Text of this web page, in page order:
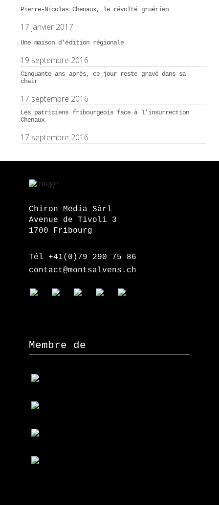
Pierre-Nicolas Chenaux, le révolté gruérien
17 janvier 2017
Une maison d’édition régionale
19 septembre 2016
Cinquante ans après, ce jour reste gravé dans sa
chair
17 septembre 2016
Les patriciens fribourgeois face à l’insurrection
Chenaux
17 septembre 2016
Chiron Media Sàrl
Avenue de Tivoli 3
1700 Fribourg
Tél +41(0)79 290 75 86
contact@montsalvens.ch
Membre de